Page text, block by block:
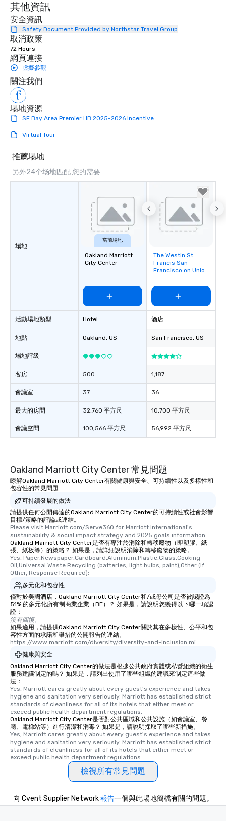
其他資訊
安全資訊
Safety Document Provided by Northstar Travel Group
取消政策
72 Hours
網頁連接
虛擬參觀
關注我們
場地資源
SF Bay Area Premier HB 2025-2026 Incentive
Virtual Tour
推薦場地
另外24个场地匹配 您的需要
場地
活動場地類型
地點
場地評級
客房
會議室
最大的房間
會議空間
當前場地
Oakland Marriott
City Center
Hotel
Oakland, US
500
37
32,760 平方尺
100,566 平方尺
Removed from
favorites
The Westin St.
Francis San
Francisco on Union
Square
酒店
San Francisco, US
1,187
36
10,700 平方尺
56,992 平方尺
Oakland Marriott City Center 常見問題
瞭解Oakland Marriott City Center有關健康與安全、可持續性以及多樣性和
包容性的常見問題
可持續發展的做法
請提供任何公開傳達的Oakland Marriott City Center的可持續性或社會影響
目標/策略的評論或連結。
Please visit Marriott.com/Serve360 for Marriott International's
sustainability & social impact strategy and 2025 goals information.
Oakland Marriott City Center是否有專注於消除和轉移廢物（即塑膠、紙
張、紙板等）的策略？ 如果是，請詳細說明消除和轉移廢物的策略。
Yes, Paper,Newspaper,Cardboard,Aluminum,Plastic,Glass,Cooking
Oil,Universal Waste Recycling (batteries, light bulbs, paint),Other (If
Other, Response Required):
多元化和包容性
僅對於美國酒店，Oakland Marriott City Center和/或母公司是否被認證為
51% 的多元化所有制商業企業（BE）？ 如果是，請說明您獲得以下哪一項認
證：
沒有回復。
如果適用，請提供Oakland Marriott City Center關於其在多樣性、公平和包
容性方面的承諾和舉措的公開報告的連結。
https://www.marriott.com/diversity/diversity-and-inclusion.mi
健康與安全
Oakland Marriott City Center的做法是根據公共政府實體或私營組織的衛生
服務建議制定的嗎？ 如果是，請列出使用了哪些組織的建議來制定這些做
法：
Yes, Marriott cares greatly about every guest's experience and takes
hygiene and sanitation very seriously. Marriott has established strict
standards of cleanliness for all of its hotels that either meet or
exceed public health department regulations.
Oakland Marriott City Center是否對公共區域和公共設施（如會議室、餐
廳、電梯站等）進行清潔和消毒？ 如果是，請說明採取了哪些新措施。
Yes, Marriott cares greatly about every guest's experience and takes
hygiene and sanitation very seriously. Marriott has established strict
standards of cleanliness for all of its hotels that either meet or
exceed public health department regulations.
檢視所有常見問題
向 Cvent Supplier Network報告一個與此場地簡檔有關的問題。